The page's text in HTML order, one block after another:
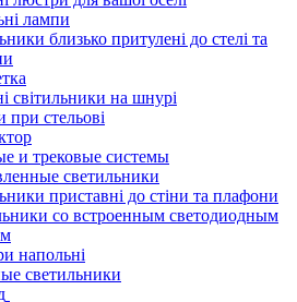
лампи
близько притулені до стелі та
світильники на шнурі
стельові
и трековые системы
светильники
приставні до стіни та плафони
со встроенным светодиодным
напольні
светильники